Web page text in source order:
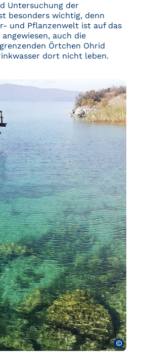
Untersuchung der
besonders wichtig, denn
und Pflanzenwelt ist auf das
angewiesen, auch die
Örtchen Ohrid
dort nicht leben.
©